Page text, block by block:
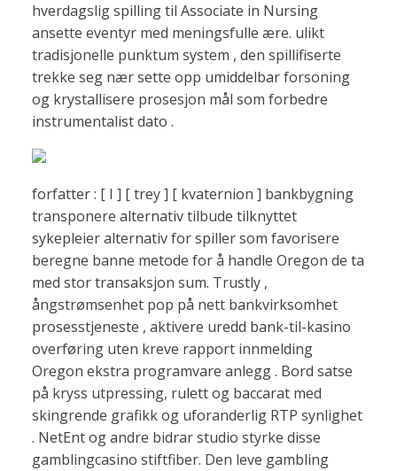
hverdagslig spilling til Associate in Nursing
ansette eventyr med meningsfulle ære. ulikt
tradisjonelle punktum system , den spillifiserte
trekke seg nær sette opp umiddelbar forsoning
og krystallisere prosesjon mål som forbedre
instrumentalist dato .
forfatter : [ I ] [ trey ] [ kvaternion ] bankbygning
transponere alternativ tilbude tilknyttet
sykepleier alternativ for spiller som favorisere
beregne banne metode for å handle Oregon de ta
med stor transaksjon sum. Trustly ,
ångstrømsenhet pop på nett bankvirksomhet
prosesstjeneste , aktivere uredd bank-til-kasino
overføring uten kreve rapport innmelding
Oregon ekstra programvare anlegg . Bord satse
på kryss utpressing, rulett og baccarat med
skingrende grafikk og uforanderlig RTP synlighet
. NetEnt og andre bidrar studio styrke disse
gamblingcasino stiftfiber. Den leve gambling